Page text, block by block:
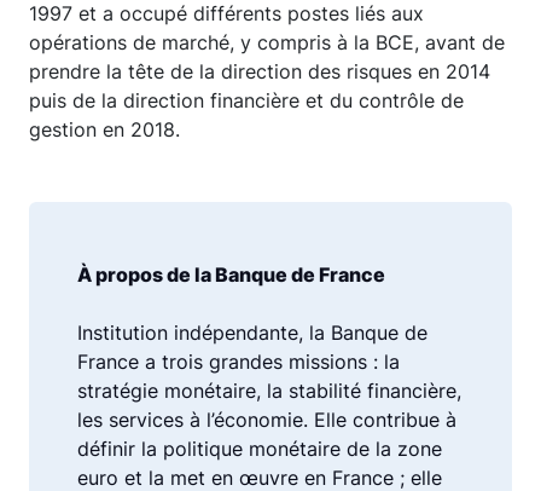
1997 et a occupé différents postes liés aux
opérations de marché, y compris à la BCE, avant de
prendre la tête de la direction des risques en 2014
puis de la direction financière et du contrôle de
gestion en 2018.
À propos de la Banque de France
Institution indépendante, la Banque de
France a trois grandes missions : la
stratégie monétaire, la stabilité financière,
les services à l’économie. Elle contribue à
définir la politique monétaire de la zone
euro et la met en œuvre en France ; elle